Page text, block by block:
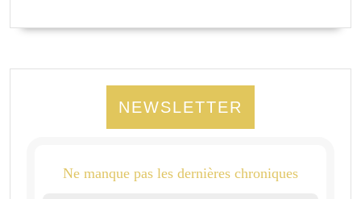
NEWSLETTER
Ne manque pas les dernières chroniques